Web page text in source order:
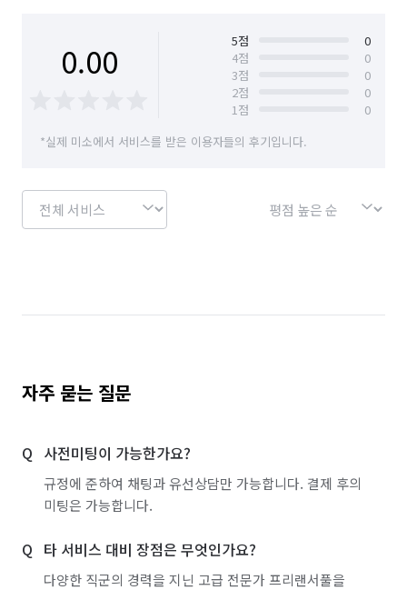
0.00 5점
0
4점
0
3점
0
2점
0
1점
0
*실제 미소에서 서비스를 받은 이용자들의 후기입니다.
자주 묻는 질문
사전미팅이 가능한가요?
규정에 준하여 채팅과 유선상담만 가능합니다. 결제 후의
미팅은 가능합니다.
타 서비스 대비 장점은 무엇인가요?
다양한 직군의 경력을 지닌 고급 전문가 프리랜서풀을